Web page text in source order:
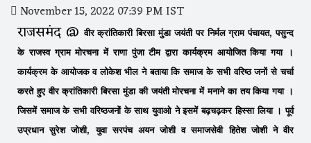
November 15, 2022 07:39 PM IST
राजसमंद @वीर क्रांतिकारी बिरसा मुंडा जयंती पर निर्मल ग्राम पंचायत, पसुन्द
के राजस्व ग्राम मोरचना में राणा पुंजा टीम द्वारा कार्यक्रम आयोजित किया गया ।
कार्यक्रम के आयोजक व लोकेश भील ने बताया कि समाज के सभी वरिष्ठ जनों से चर्चा
करते हुए वीर क्रांतिकारी बिरसा मुंडा की जयंती मोरचना में मनाने का तय किया गया ।
जिसमें समाज के सभी वरिष्ठजनों के साथ युवाओ ने इसमें बढ़चढ़कर हिस्सा लिया । पूर्व
उप्रधान सुरेश जोशी, युवा सरपंच अयन जोशी व समाजसेवी हितेश जोशी ने वीर